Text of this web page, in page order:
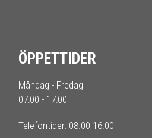
ÖPPETTIDER
Måndag - Fredag
07:00 - 17:00
Telefontider: 08.00-16.00